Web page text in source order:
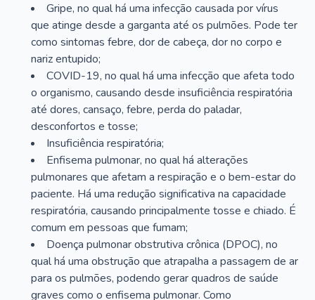
Gripe, no qual há uma infecção causada por vírus
que atinge desde a garganta até os pulmões. Pode ter
como sintomas febre, dor de cabeça, dor no corpo e
nariz entupido;
COVID-19, no qual há uma infecção que afeta todo
o organismo, causando desde insuficiência respiratória
até dores, cansaço, febre, perda do paladar,
desconfortos e tosse;
Insuficiência respiratória;
Enfisema pulmonar, no qual há alterações
pulmonares que afetam a respiração e o bem-estar do
paciente. Há uma redução significativa na capacidade
respiratória, causando principalmente tosse e chiado. É
comum em pessoas que fumam;
Doença pulmonar obstrutiva crônica (DPOC), no
qual há uma obstrução que atrapalha a passagem de ar
para os pulmões, podendo gerar quadros de saúde
graves como o enfisema pulmonar. Como